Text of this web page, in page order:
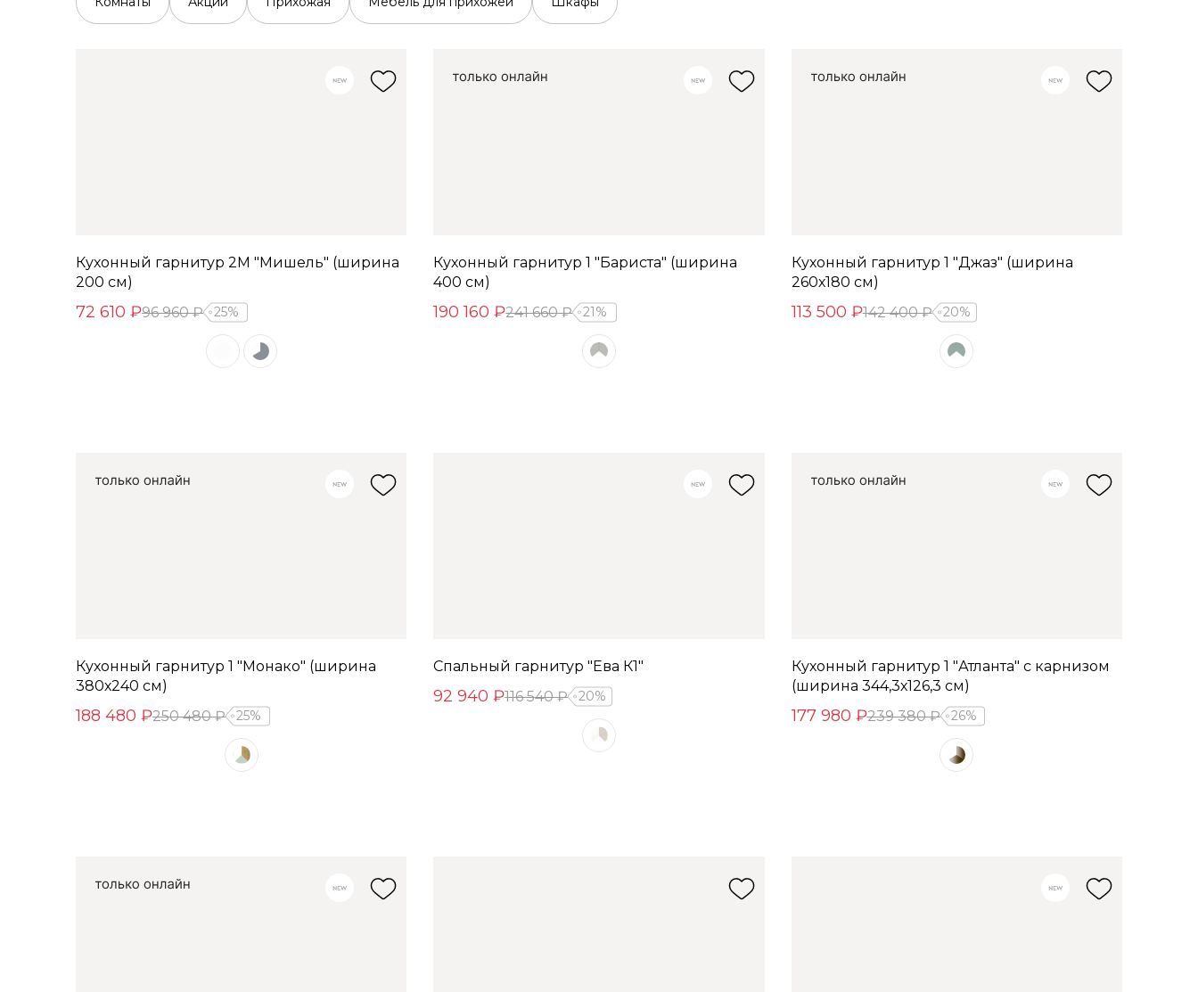
Кухонный гарнитур 2М "Мишель" (ширина
200 см)
72 610 ₽96 960 ₽ 25%
Кухонный гарнитур 1 "Бариста" (ширина
400 см)
190 160 ₽241 660 ₽ 21%
Кухонный гарнитур 1 "Джаз" (ширина
260х180 см)
113 500 ₽142 400 ₽ 20%
Кухонный гарнитур 1 "Монако" (ширина
380х240 см)
188 480 ₽250 480 ₽ 25%
Спальный гарнитур "Ева К1"
92 940 ₽116 540 ₽ 20%
Кухонный гарнитур 1 "Атланта" с карнизом
(ширина 344,3х126,3 см)
177 980 ₽239 380 ₽ 26%